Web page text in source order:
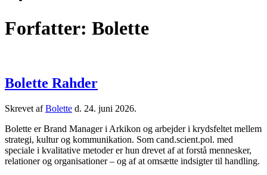
Forfatter: Bolette
Bolette Rahder
Skrevet afBolette d. 24. juni 2026.
Bolette er Brand Manager i Arkikon og arbejder i krydsfeltet mellem
strategi, kultur og kommunikation. Som cand.scient.pol. med
speciale i kvalitative metoder er hun drevet af at forstå mennesker,
relationer og organisationer – og af at omsætte indsigter til handling.